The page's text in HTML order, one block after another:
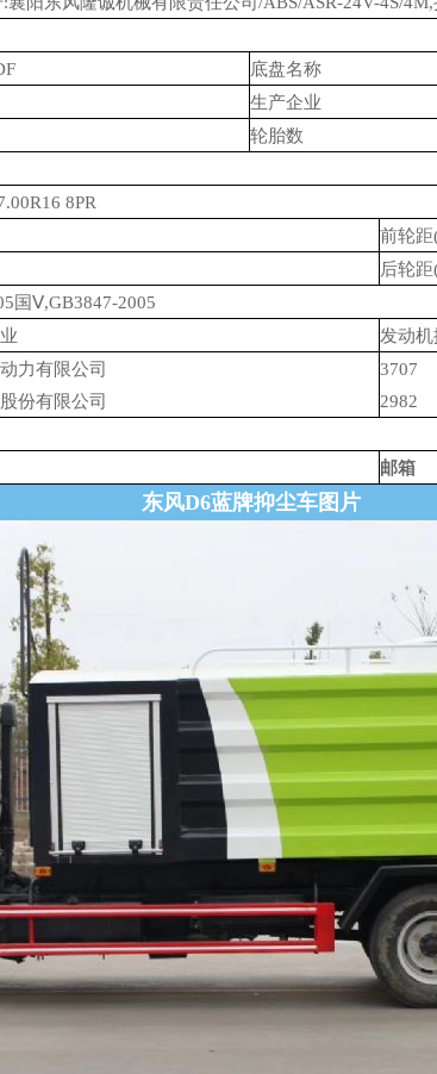
底盘名称
生产企业
轮胎数
8PR
前轮距
后轮距
国Ⅴ,GB3847-2005
发动
力有限公司
份有限公司
3707
2982
邮箱
东风D6蓝牌抑尘车图片